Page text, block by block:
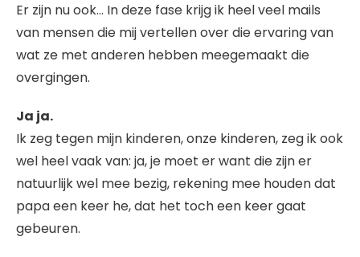
Er zijn nu ook… In deze fase krijg ik heel veel mails
van mensen die mij vertellen over die ervaring van
wat ze met anderen hebben meegemaakt die
overgingen.
Ja ja.
Ik zeg tegen mijn kinderen, onze kinderen, zeg ik ook
wel heel vaak van: ja, je moet er want die zijn er
natuurlijk wel mee bezig, rekening mee houden dat
papa een keer he, dat het toch een keer gaat
gebeuren.